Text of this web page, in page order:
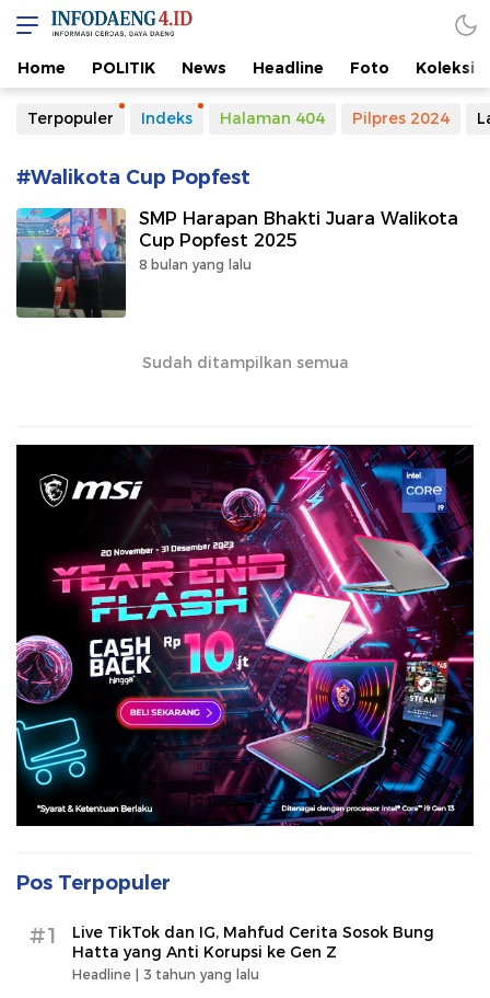
Home POLITIK News Headline Foto Koleksi
Terpopuler Indeks Halaman 404 Pilpres 2024
#Walikota Cup Popfest
SMP Harapan Bhakti Juara Walikota
Cup Popfest 2025
8 bulan yang lalu
Sudah ditampilkan semua
Pos Terpopuler
#1
Live TikTok dan IG, Mahfud Cerita Sosok Bung
Hatta yang Anti Korupsi ke Gen Z
Headline | 3 tahun yang lalu